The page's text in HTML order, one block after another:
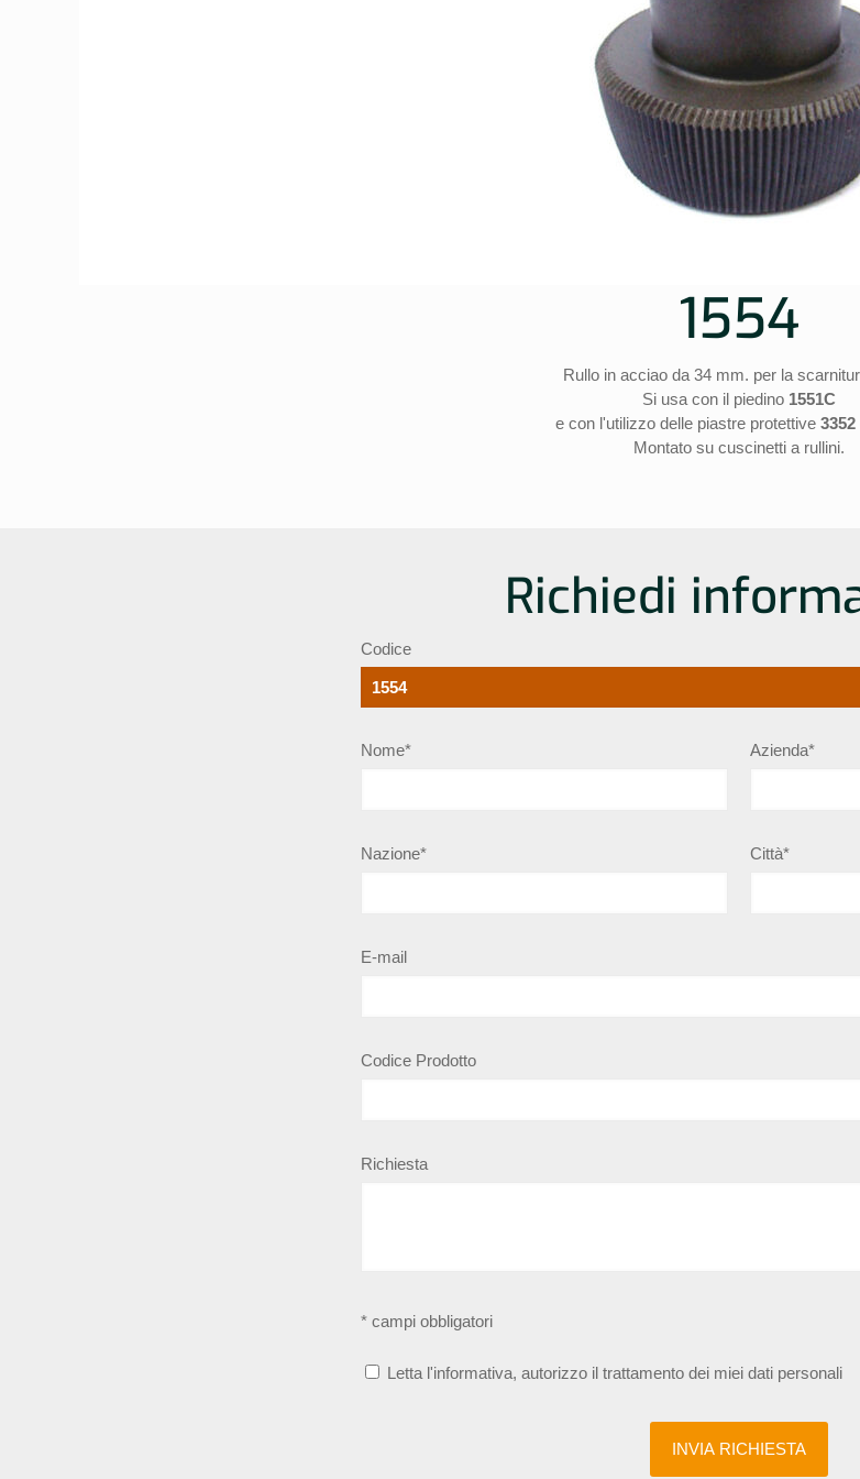
1554
Rullo in acciao da 34 mm. per la
Si usa con il piedino 1551C
e con l'utilizzo delle piastre protettive 3352
Montato su cuscinetti a rullini.
Richiedi
Codice
Nome* Azienda*
Nazione* Città*
E-mail
Codice Prodotto
Richiesta
* campi obbligatori
Letta l'informativa, autorizzo il trattamento dei miei dati personali